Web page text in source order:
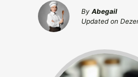
By Abegail
Updated on